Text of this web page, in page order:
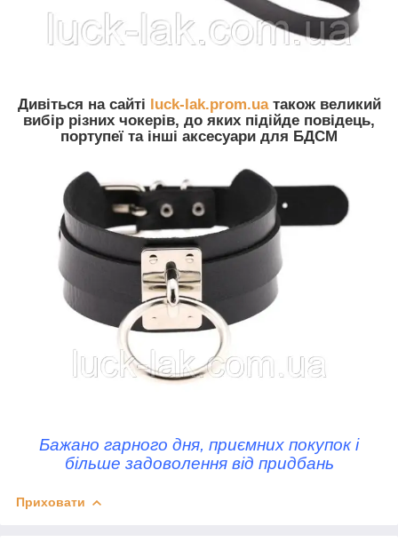
Дивіться на сайті luck-lak.prom.uaтакож великий
вибір різних чокерів, до яких підійде повідець,
портупеї та інші аксесуари для БДСМ
Бажано гарного дня, приємних покупок і
більше задоволення від придбань
Приховати